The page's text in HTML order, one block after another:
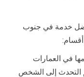
خدمة في جنوب
أقسام:
في العمارات
التحدث إلى الشخص